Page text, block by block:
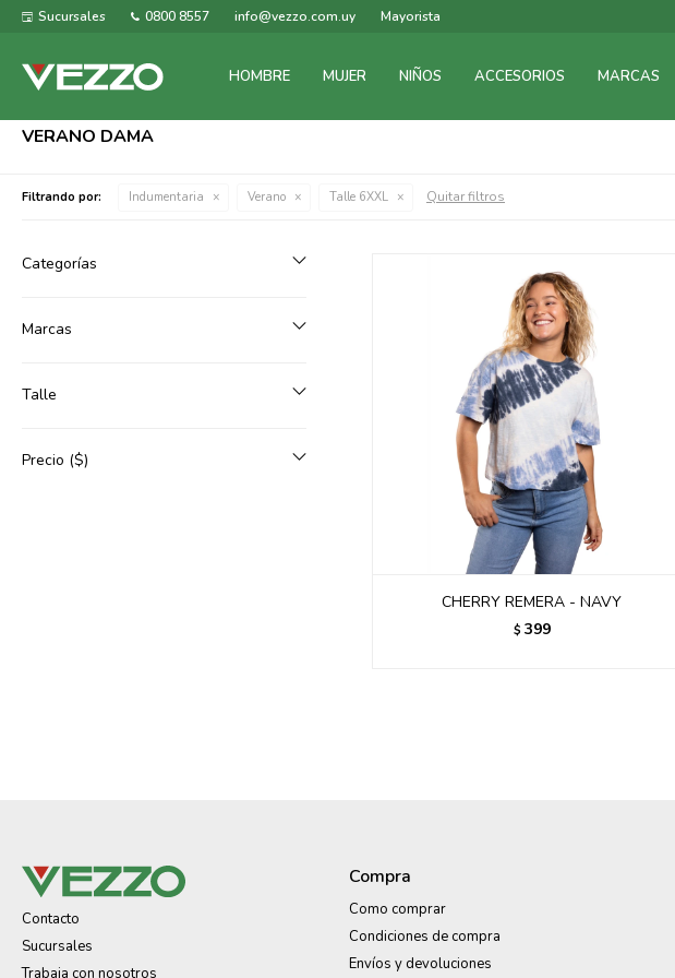
HOMBRE MUJER NIÑOS ACCESORIOS MARCAS
Sucursales 0800 8557 info@vezzo.com.uy Mayorista
VERANO DAMA
Filtrando por: Indumentaria Verano Talle 6XXL Quitar filtros
CHERRY REMERA - NAVY
$ 399
Categorías
Marcas
Talle
Precio ($)
Contacto
Sucursales
Trabaja con nosotros
Compra
Como comprar
Condiciones de compra
Envíos y devoluciones